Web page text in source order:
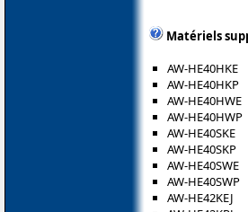
Matériels
AW-HE40HKE
AW-HE40HKP
AW-HE40HWE
AW-HE40HWP
AW-HE40SKE
AW-HE40SKP
AW-HE40SWE
AW-HE40SWP
AW-HE42KEJ